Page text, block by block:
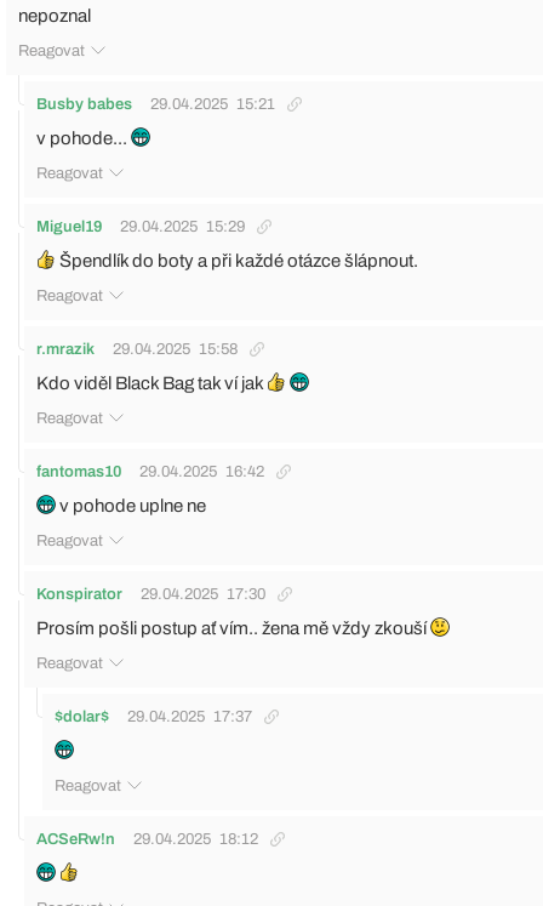
nepoznal
Reagovat
Busby babes 29.04.2025 15:21
v pohode...
Reagovat
Miguel19 29.04.2025 15:29
Špendlík do boty a při každé otázce šlápnout.
Reagovat
r.mrazik 29.04.2025 15:58
Kdo viděl Black Bag tak ví jak
Reagovat
fantomas10 29.04.2025 16:42
v pohode uplne ne
Reagovat
Konspirator 29.04.2025 17:30
Prosím pošli postup ať vím.. žena mě vždy zkouší
Reagovat
$dolar$ 29.04.2025 17:37
Reagovat
ACSeRw!n 29.04.2025 18:12